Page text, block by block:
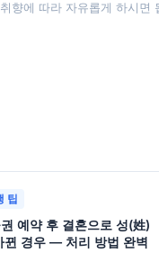
향에 따라 자유롭게 하시면
팁
예약 후 결혼으로 성(姓)
뀐 경우 — 처리 방법 완벽